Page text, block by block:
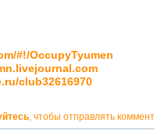
#!/OccupyTyumen
club32616970
, чтобы отправлять